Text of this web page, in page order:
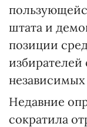
штата и
позиции
Недавние
сократила